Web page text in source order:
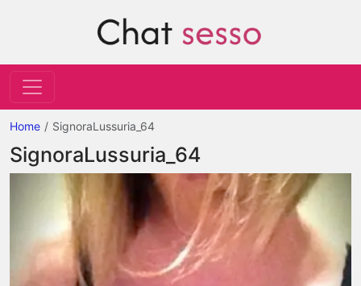
Home SignoraLussuria_64
SignoraLussuria_64